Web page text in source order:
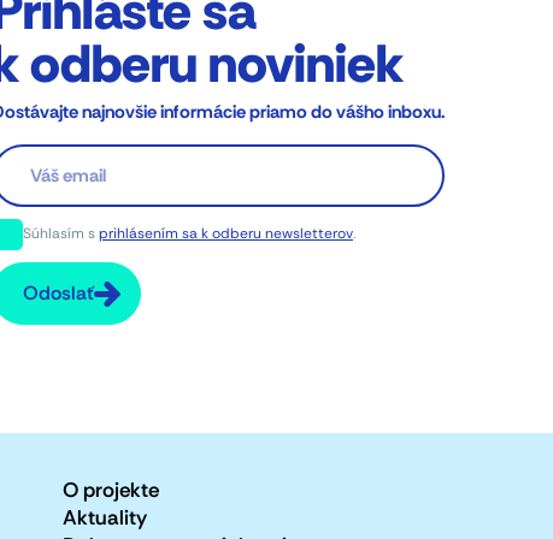
odberu noviniek
najnovšie informácie priamo do vášho inboxu.
Súhlasím sprihlásením sa k odberu newsletterov.
Odoslať
O projekte
Aktuality